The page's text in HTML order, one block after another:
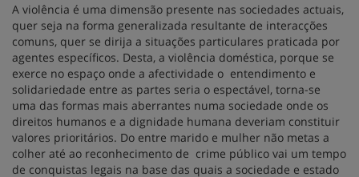
A violência é uma dimensão presente nas sociedades actuais,
quer seja na forma generalizada resultante de interacções
comuns, quer se dirija a situações particulares praticada por
agentes específicos. Desta, a violência doméstica, porque se
exerce no espaço onde a afectividade o entendimento e
solidariedade entre as partes seria o espectável, torna-se
uma das formas mais aberrantes numa sociedade onde os
direitos humanos e a dignidade humana deveriam constituir
valores prioritários. Do entre marido e mulher não metas a
colher até ao reconhecimento de crime público vai um tempo
de conquistas legais na base das quais a sociedade e estado